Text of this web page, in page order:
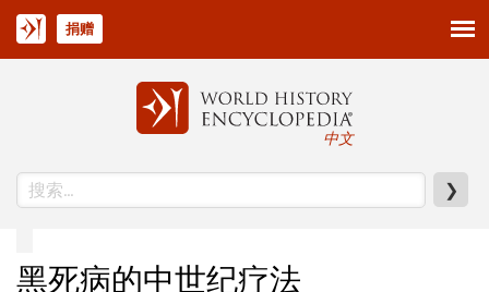
中文
❯
捐赠
黑死病的中世纪疗法